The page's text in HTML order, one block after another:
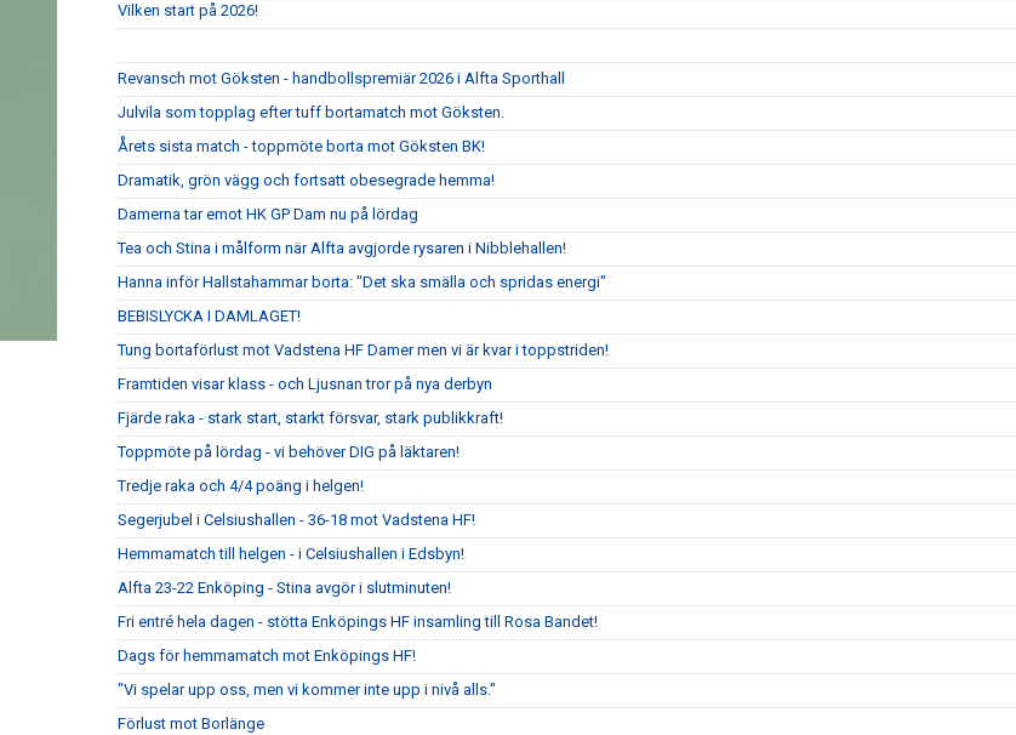
Vilken start på 2026!
Revansch mot Göksten - handbollspremiär 2026 i Alfta Sporthall
Julvila som topplag efter tuff bortamatch mot Göksten.
Årets sista match - toppmöte borta mot Göksten BK!
Dramatik, grön vägg och fortsatt obesegrade hemma!
Damerna tar emot HK GP Dam nu på lördag
Tea och Stina i målform när Alfta avgjorde rysaren i Nibblehallen!
Hanna inför Hallstahammar borta: "Det ska smälla och spridas energi"
BEBISLYCKA I DAMLAGET!
Tung bortaförlust mot Vadstena HF Damer men vi är kvar i toppstriden!
Framtiden visar klass - och Ljusnan tror på nya derbyn
Fjärde raka - stark start, starkt försvar, stark publikkraft!
Toppmöte på lördag - vi behöver DIG på läktaren!
Tredje raka och 4/4 poäng i helgen!
Segerjubel i Celsiushallen - 36-18 mot Vadstena HF!
Hemmamatch till helgen - i Celsiushallen i Edsbyn!
Alfta 23-22 Enköping - Stina avgör i slutminuten!
Fri entré hela dagen - stötta Enköpings HF insamling till Rosa Bandet!
Dags för hemmamatch mot Enköpings HF!
"Vi spelar upp oss, men vi kommer inte upp i nivå alls."
Förlust mot Borlänge